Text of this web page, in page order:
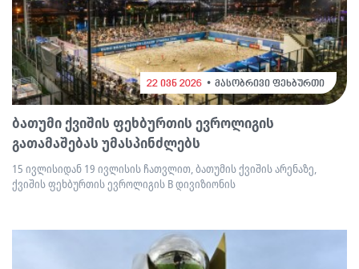
22 ივნ 2026 მასობრივი ფეხბურთი
ბათუმი ქვიშის ფეხბურთის ევროლიგის
გათამაშებას უმასპინძლებს
15 ივლისიდან 19 ივლისის ჩათვლით, ბათუმის ქვიშის არენაზე,
ქვიშის ფეხბურთის ევროლიგის B დივიზიონის